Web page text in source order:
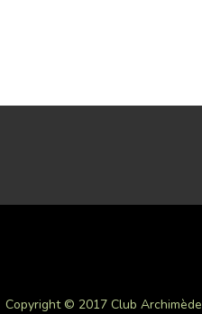
Copyright © 2017 Club Archimède